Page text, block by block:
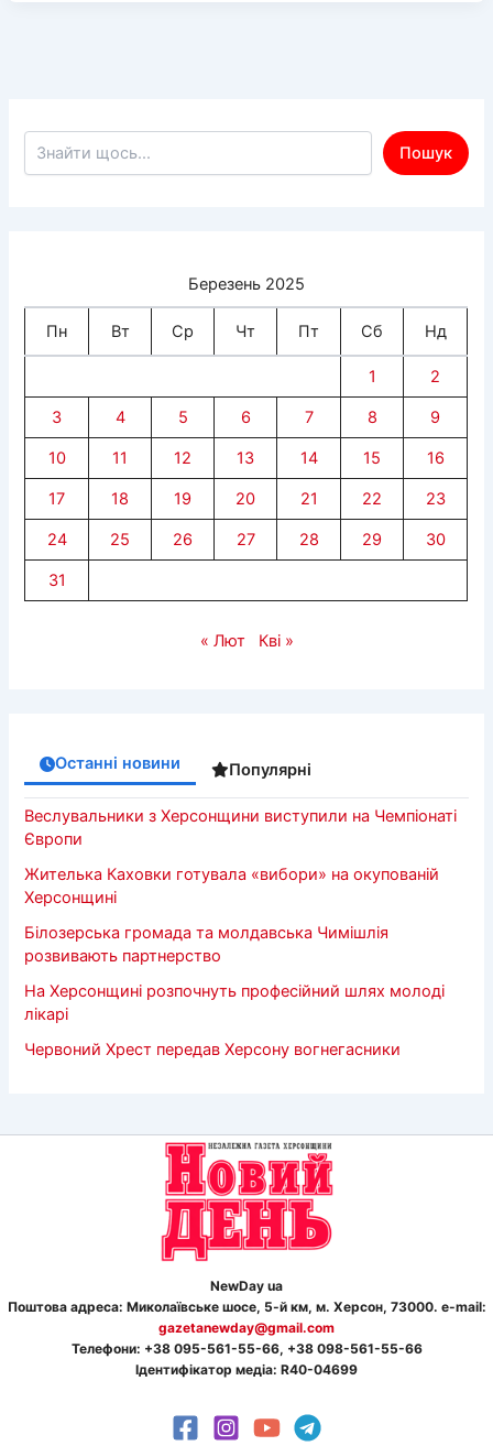
пройшли
спортивні
Пошук по сайту
Пошук
Березень 2025
Пн Вт Ср Чт Пт Сб Нд
1 2
3 4 5 6 7 8 9
10 11 12 13 14 15 16
17 18 19 20 21 22 23
24 25 26 27 28 29 30
31
« Лют Кві »
Останні новини Популярні
Веслувальники з Херсонщини виступили на Чемпіонаті
Європи
Жителька Каховки готувала «вибори» на окупованій
Херсонщині
Білозерська громада та молдавська Чимішлія
розвивають партнерство
На Херсонщині розпочнуть професійний шлях молоді
лікарі
Червоний Хрест передав Херсону вогнегасники
NewDay ua
Поштова адреса: Миколаївське шосе, 5-й км, м. Херсон, 73000. e-mail:
gazetanewday@gmail.com
Телефони: +38 095-561-55-66, +38 098-561-55-66
Ідентифікатор медіа: R40-04699